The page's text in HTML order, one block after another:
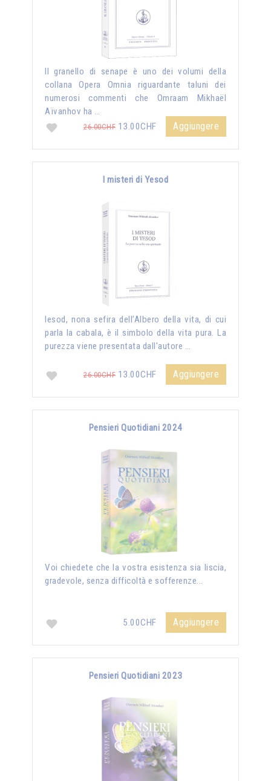
Il granello di senape è uno dei volumi della
collana Opera Omnia riguardante taluni dei
numerosi commenti che Omraam Mikhaël
Aïvanhov ha …
26.00CHF 13.00CHF Aggiungere
I misteri di Yesod
Iesod, nona sefira dell’Albero della vita, di cui
parla la cabala, è il simbolo della vita pura. La
purezza viene presentata dall'autore …
26.00CHF 13.00CHF Aggiungere
Pensieri Quotidiani 2024
Voi chiedete che la vostra esistenza sia liscia,
gradevole, senza difficoltà e sofferenze...
5.00CHF Aggiungere
Pensieri Quotidiani 2023